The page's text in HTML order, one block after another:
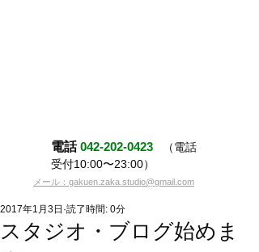
電話042-202-0423
（電話
受付10:00〜23:00）
メール：gakuen.zaka.studio@gmail.com
スタジオ・ブログ始めま
2017年1月3日 読了時間: 0分